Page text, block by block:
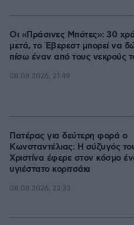
Οι «Πράσινες Μπότες»: 30
μετά, το Έβερεστ μπορεί να
πίσω έναν από τους νεκρούς
08.08.2026, 21:49
Πατέρας για δεύτερη φορά ο
Κωνσταντέλιας: Η σύζυγός
Χριστίνα έφερε στον κόσμο
υγιέστατο κοριτσάκι
08.08.2026, 22:23